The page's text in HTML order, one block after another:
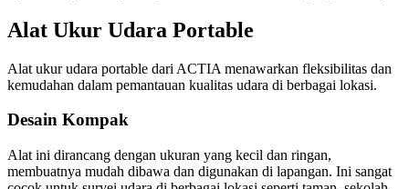
Alat Ukur Udara Portable
Alat ukur udara portable dari ACTIA menawarkan fleksibilitas dan
kemudahan dalam pemantauan kualitas udara di berbagai lokasi.
Desain Kompak
Alat ini dirancang dengan ukuran yang kecil dan ringan,
membuatnya mudah dibawa dan digunakan di lapangan. Ini sangat